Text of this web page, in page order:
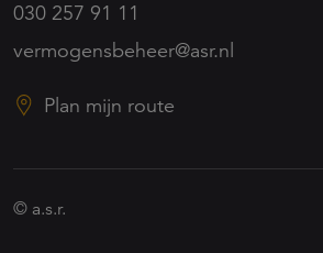
030 257 91 11
vermogensbeheer@asr.nl
Plan mijn route
© a.s.r.